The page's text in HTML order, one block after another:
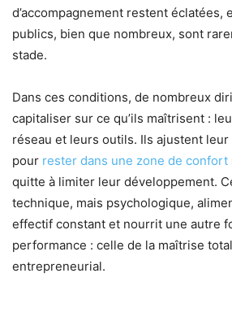
d’accompagnement restent éclatées,
publics, bien que nombreux, sont
stade.
Dans ces conditions, de nombreux
capitaliser sur ce qu’ils maîtrisent :
réseau et leurs outils. Ils ajustent
pour rester dans une zone de confort
quitte à limiter leur développement.
technique, mais psychologique,
effectif constant et nourrit une autre
performance : celle de la maîtrise
entrepreneurial.